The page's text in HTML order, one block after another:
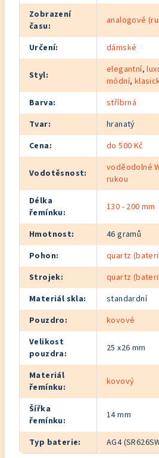
Zobrazení
času: analogové
Určení: dámské
Styl: elegantní,
módní,
Barva:
stříbrná
Tvar:
hranatý
Cena: do 500 Kč
Vodotěsnost:
voděodolné
rukou
Délka
řemínku: 130 - 200 mm
Hmotnost:
46 gramů
Pohon:
quartz
Strojek:
quartz
Materiál skla:
standardní
Pouzdro:
kovové
Velikost
pouzdra: 25 x26 mm
Materiál
řemínku: kovový
Šířka
řemínku: 14 mm
Typ baterie: AG4